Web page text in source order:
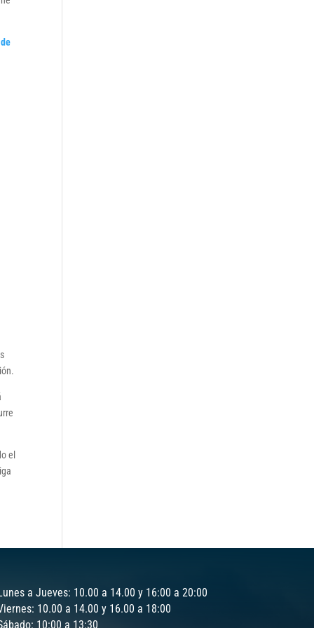
el
a Jueves: 10.00 a 14.00 y 16:00 a 20:00
10.00 a 14.00 y 16.00 a 18:00
10:00 a 13:30